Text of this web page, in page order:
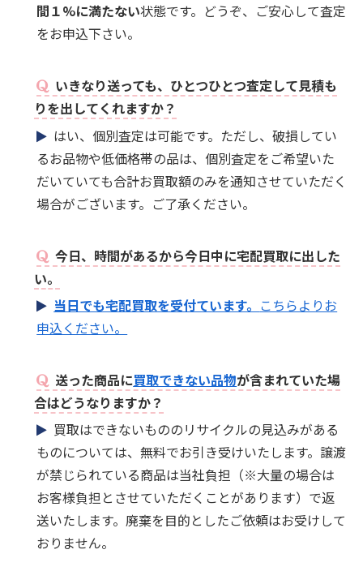
間１%に満たない状態です。どうぞ、ご安心して査定
をお申込下さい。
いきなり送っても、ひとつひとつ査定して見積も
りを出してくれますか？
はい、個別査定は可能です。ただし、破損してい
るお品物や低価格帯の品は、個別査定をご希望いた
だいていても合計お買取額のみを通知させていただく
場合がございます。ご了承ください。
今日、時間があるから今日中に宅配買取に出した
い。
当日でも宅配買取を受付ています。 こちらよりお
申込ください。
送った商品に買取できない品物が含まれていた場
合はどうなりますか？
買取はできないもののリサイクルの見込みがある
ものについては、無料でお引き受けいたします。譲渡
が禁じられている商品は当社負担（※大量の場合は
お客様負担とさせていただくことがあります）で返
送いたします。廃棄を目的としたご依頼はお受けして
おりません。